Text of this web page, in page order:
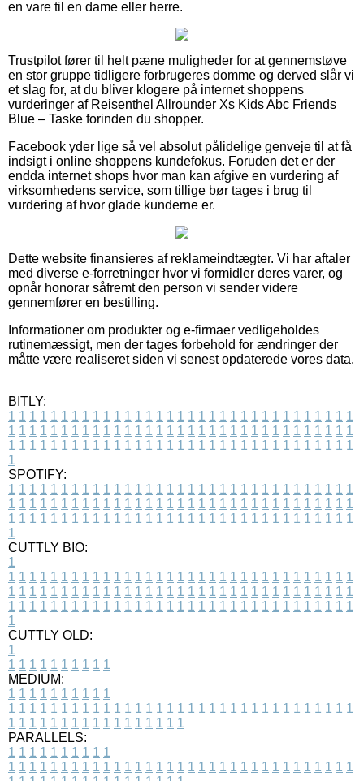
en vare til en dame eller herre.
Trustpilot fører til helt pæne muligheder for at gennemstøve
en stor gruppe tidligere forbrugeres domme og derved slår vi
et slag for, at du bliver klogere på internet shoppens
vurderinger af Reisenthel Allrounder Xs Kids Abc Friends
Blue – Taske forinden du shopper.
Facebook yder lige så vel absolut pålidelige genveje til at få
indsigt i online shoppens kundefokus. Foruden det er der
endda internet shops hvor man kan afgive en vurdering af
virksomhedens service, som tillige bør tages i brug til
vurdering af hvor glade kunderne er.
Dette website finansieres af reklameindtægter. Vi har aftaler
med diverse e-forretninger hvor vi formidler deres varer, og
opnår honorar såfremt den person vi sender videre
gennemfører en bestilling.
Informationer om produkter og e-firmaer vedligeholdes
rutinemæssigt, men der tages forbehold for ændringer der
måtte være realiseret siden vi senest opdaterede vores data.
BITLY:
1 1 1 1 1 1 1 1 1 1 1 1 1 1 1 1 1 1 1 1 1 1 1 1 1 1 1 1 1 1 1 1 1
1 1 1 1 1 1 1 1 1 1 1 1 1 1 1 1 1 1 1 1 1 1 1 1 1 1 1 1 1 1 1 1 1
1 1 1 1 1 1 1 1 1 1 1 1 1 1 1 1 1 1 1 1 1 1 1 1 1 1 1 1 1 1 1 1 1
1
SPOTIFY:
1 1 1 1 1 1 1 1 1 1 1 1 1 1 1 1 1 1 1 1 1 1 1 1 1 1 1 1 1 1 1 1 1
1 1 1 1 1 1 1 1 1 1 1 1 1 1 1 1 1 1 1 1 1 1 1 1 1 1 1 1 1 1 1 1 1
1 1 1 1 1 1 1 1 1 1 1 1 1 1 1 1 1 1 1 1 1 1 1 1 1 1 1 1 1 1 1 1 1
1
CUTTLY BIO:
1
1 1 1 1 1 1 1 1 1 1 1 1 1 1 1 1 1 1 1 1 1 1 1 1 1 1 1 1 1 1 1 1 1
1 1 1 1 1 1 1 1 1 1 1 1 1 1 1 1 1 1 1 1 1 1 1 1 1 1 1 1 1 1 1 1 1
1 1 1 1 1 1 1 1 1 1 1 1 1 1 1 1 1 1 1 1 1 1 1 1 1 1 1 1 1 1 1 1 1
1
CUTTLY OLD:
1
1 1 1 1 1 1 1 1 1 1
MEDIUM:
1 1 1 1 1 1 1 1 1 1
1 1 1 1 1 1 1 1 1 1 1 1 1 1 1 1 1 1 1 1 1 1 1 1 1 1 1 1 1 1 1 1 1
1 1 1 1 1 1 1 1 1 1 1 1 1 1 1 1 1
PARALLELS:
1 1 1 1 1 1 1 1 1 1
1 1 1 1 1 1 1 1 1 1 1 1 1 1 1 1 1 1 1 1 1 1 1 1 1 1 1 1 1 1 1 1 1